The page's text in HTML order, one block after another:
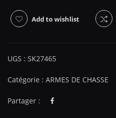
Add to wishlist
UGS : SK27465
Catégorie : ARMES DE CHASSE
Partager :